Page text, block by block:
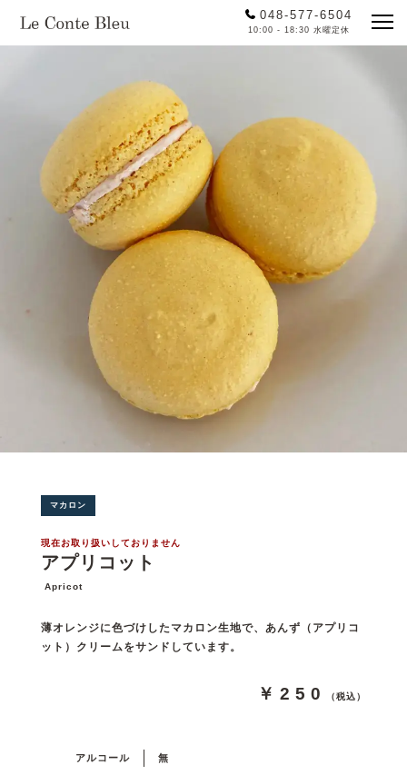
048-577-6504
10:00 - 18:30 水曜定休
マカロン
現在お取り扱いしておりません
アプリコット
Apricot
薄オレンジに色づけしたマカロン生地で、あんず（アプリコ
ット）クリームをサンドしています。
￥250 （税込）
アルコール 無